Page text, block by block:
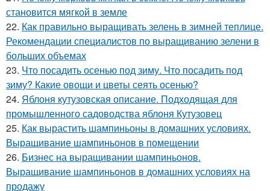
становится мягкой в земле
22. Как правильно выращивать зелень в зимней теплице.
Рекомендации специалистов по выращиванию зелени в
больших объемах
23. Что посадить осенью под зиму. Что посадить под
зиму? Какие овощи и цветы сеять осенью?
24. Яблоня кутузовская описание. Подходящая для
промышленного садоводства яблоня Кутузовец
25. Как вырастить шампиньоны в домашних условиях.
Выращивание шампиньонов в помещении
26. Бизнес на выращивании шампиньонов.
Выращивание шампиньонов в домашних условиях на
продажу